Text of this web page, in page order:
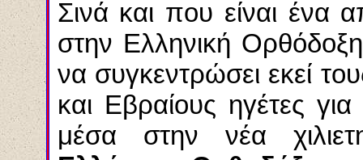
Σινά και που είναι ένα
στην Ελληνική
να συγκεντρώσει εκεί
και Εβραίους ηγέτες
μέσα στην νέα